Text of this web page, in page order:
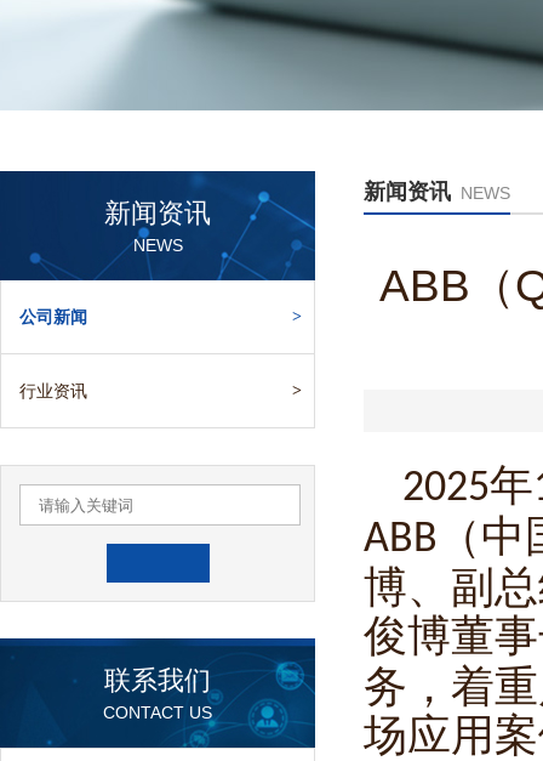
新闻资讯
NEWS
公司新闻 >
行业资讯 >
联系我们
CONTACT US
新闻资讯 NEWS
ABB（
2025年
ABB
（
博、副
俊博董
务，着
场应用